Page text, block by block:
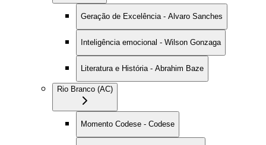
Geração de Excelência - Alvaro Sanches
Inteligência emocional - Wilson Gonzaga
Literatura e História - Abrahim Baze
Rio Branco (AC)
Momento Codese - Codese